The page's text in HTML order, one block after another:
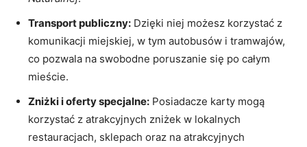
Transport publiczny: Dzięki niej możesz korzystać ‌z
komunikacji miejskiej, w​ tym​ autobusów ⁢i tramwajów,‍
co pozwala na swobodne ‍poruszanie się po całym
mieście.
Zniżki i ‌oferty specjalne: Posiadacze karty ‌mogą
korzystać z atrakcyjnych zniżek w lokalnych
restauracjach, sklepach oraz⁢ na atrakcyjnych